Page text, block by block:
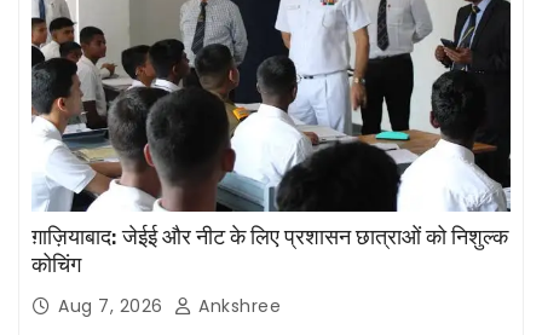
ग़ाज़ियाबाद: जेईई और नीट के लिए प्रशासन छात्राओं को निशुल्क
कोचिंग
Aug 7, 2026 Ankshree